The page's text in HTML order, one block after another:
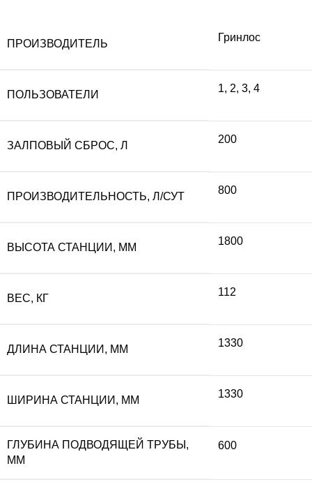
ПРОИЗВОДИТЕЛЬ
Гринлос
ПОЛЬЗОВАТЕЛИ
1, 2, 3, 4
ЗАЛПОВЫЙ СБРОС, Л
200
ПРОИЗВОДИТЕЛЬНОСТЬ, Л/СУТ
800
ВЫСОТА СТАНЦИИ, ММ
1800
ВЕС, КГ
112
ДЛИНА СТАНЦИИ, ММ
1330
ШИРИНА СТАНЦИИ, ММ
1330
ГЛУБИНА ПОДВОДЯЩЕЙ ТРУБЫ,
ММ
600